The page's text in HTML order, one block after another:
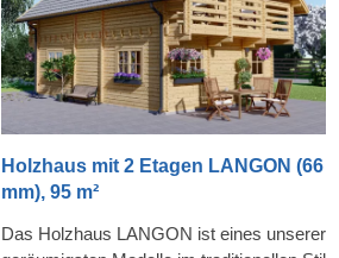
Holzhaus mit 2 Etagen LANGON (66
mm), 95 m²
Das Holzhaus LANGON ist eines unserer